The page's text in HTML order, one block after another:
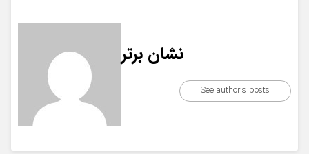
نشان برتر
See author's posts